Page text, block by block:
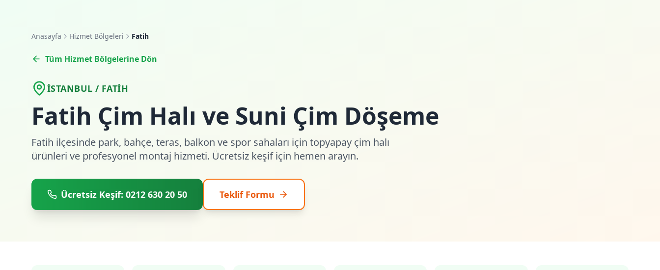
Anasayfa Hizmet Bölgeleri Fatih
Tüm Hizmet Bölgelerine Dön
İSTANBUL / FATIH
Fatih Çim Halı ve Suni Çim Döşeme
Fatih ilçesinde park, bahçe, teras, balkon ve spor sahaları için topyapay çim halı
ürünleri ve profesyonel montaj hizmeti. Ücretsiz keşif için hemen arayın.
Ücretsiz Keşif: 0212 630 20 50 Teklif Formu